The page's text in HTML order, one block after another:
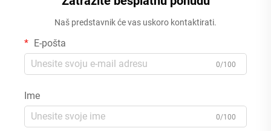
Naš predstavnik će vas uskoro kontaktirati.
E-pošta
0/100
Ime
0/100